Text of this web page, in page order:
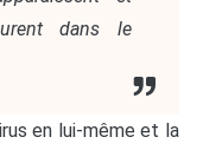
dans le
en lui-même et la